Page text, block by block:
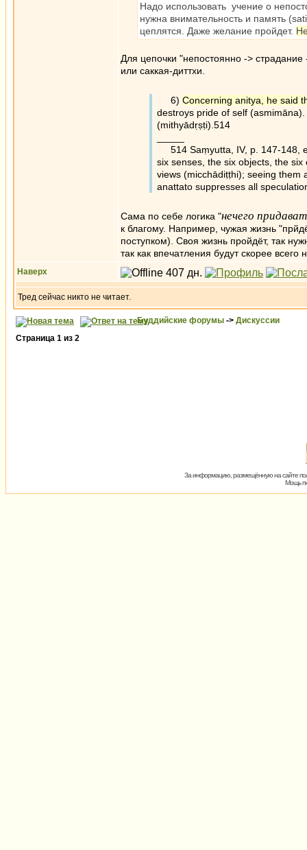
Надо использовать учение о
нужна внимательность и память
цеплятся. Даже желание пройдет.
Для цепочки "непостоянно ->
или саккая-диттхи.
6) Concerning anitya, he said
destroys pride of self
(mithyādṛṣṭi).514
514 Saṃyutta, IV, p. 147-148,
six senses, the six objects, the
views (micchādiṭṭhi); seeing them
anattato suppresses all
Сама по себе логика "нечего
к благому. Например, чужая жизнь
поступком). Своя жизнь пройдёт, так
так как впечатления будут скорее
Наверх
Тред сейчас никто не читает.
Буддийские форумы -> Дискуссии
Страница 1 из 2
За информацию, размещённую на сайте
Мощь